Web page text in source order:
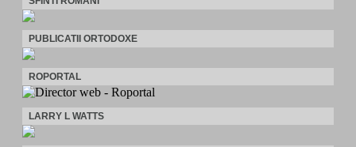
PUBLICATII ORTODOXE
ROPORTAL
LARRY L WATTS